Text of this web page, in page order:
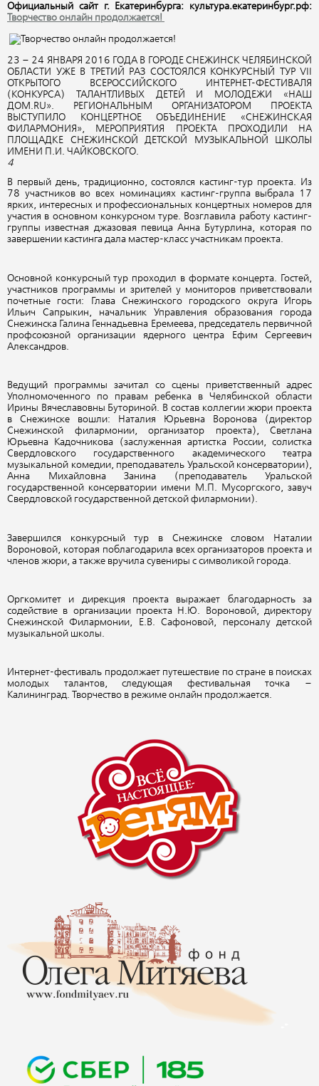
Официальный сайт г. Екатеринбурга: культура.екатеринбург.рф:
Творчество онлайн продолжается!
23 – 24 ЯНВАРЯ 2016 ГОДА В ГОРОДЕ СНЕЖИНСК ЧЕЛЯБИНСКОЙ
ОБЛАСТИ УЖЕ В ТРЕТИЙ РАЗ СОСТОЯЛСЯ КОНКУРСНЫЙ ТУР VII
ОТКРЫТОГО ВСЕРОССИЙСКОГО ИНТЕРНЕТ-ФЕСТИВАЛЯ
(КОНКУРСА) ТАЛАНТЛИВЫХ ДЕТЕЙ И МОЛОДЕЖИ «НАШ
ДОМ.RU». РЕГИОНАЛЬНЫМ ОРГАНИЗАТОРОМ ПРОЕКТА
ВЫСТУПИЛО КОНЦЕРТНОЕ ОБЪЕДИНЕНИЕ «СНЕЖИНСКАЯ
ФИЛАРМОНИЯ», МЕРОПРИЯТИЯ ПРОЕКТА ПРОХОДИЛИ НА
ПЛОЩАДКЕ СНЕЖИНСКОЙ ДЕТСКОЙ МУЗЫКАЛЬНОЙ ШКОЛЫ
ИМЕНИ П.И. ЧАЙКОВСКОГО.
4
В первый день, традиционно, состоялся кастинг-тур проекта. Из
78 участников во всех номинациях кастинг-группа выбрала 17
ярких, интересных и профессиональных концертных номеров для
участия в основном конкурсном туре. Возглавила работу кастинг-
группы известная джазовая певица Анна Бутурлина, которая по
завершении кастинга дала мастер-класс участникам проекта.
Основной конкурсный тур проходил в формате концерта. Гостей,
участников программы и зрителей у мониторов приветствовали
почетные гости: Глава Снежинского городского округа Игорь
Ильич Сапрыкин, начальник Управления образования города
Снежинска Галина Геннадьевна Еремеева, председатель первичной
профсоюзной организации ядерного центра Ефим Сергеевич
Александров.
Ведущий программы зачитал со сцены приветственный адрес
Уполномоченного по правам ребенка в Челябинской области
Ирины Вячеславовны Буториной. В состав коллегии жюри проекта
в Снежинске вошли: Наталия Юрьевна Воронова (директор
Снежинской филармонии, организатор проекта), Светлана
Юрьевна Кадочникова (заслуженная артистка России, солистка
Свердловского государственного академического театра
музыкальной комедии, преподаватель Уральской консерватории),
Анна Михайловна Занина (преподаватель Уральской
государственной консерватории имени М.П. Мусоргского, завуч
Свердловской государственной детской филармонии).
Завершился конкурсный тур в Снежинске словом Наталии
Вороновой, которая поблагодарила всех организаторов проекта и
членов жюри, а также вручила сувениры с символикой города.
Оргкомитет и дирекция проекта выражает благодарность за
содействие в организации проекта Н.Ю. Вороновой, директору
Снежинской Филармонии, Е.В. Сафоновой, персоналу детской
музыкальной школы.
Интернет-фестиваль продолжает путешествие по стране в поисках
молодых талантов, следующая фестивальная точка –
Калининград. Творчество в режиме онлайн продолжается.